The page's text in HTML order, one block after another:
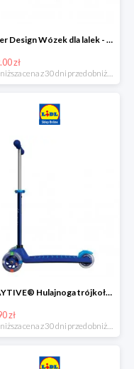
Bayer Design Wózek dla lalek - megazestaw
zł
*najniższa cena z 30 dni przed obniżką
PLAYTIVE® Hulajnoga trójkołowa Tri Scooter z diodami LED
zł
*najniższa cena z 30 dni przed obniżką